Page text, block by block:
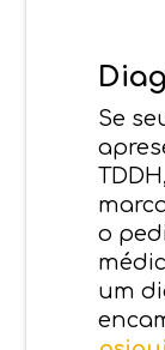
Se
o
um